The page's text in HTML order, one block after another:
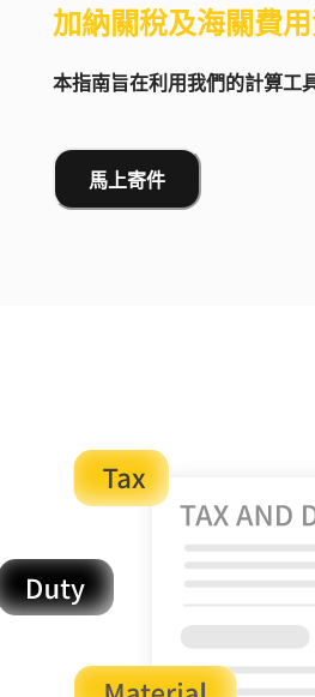
加納關稅及海關費
本指南旨在利用我們的計算工
馬上寄件